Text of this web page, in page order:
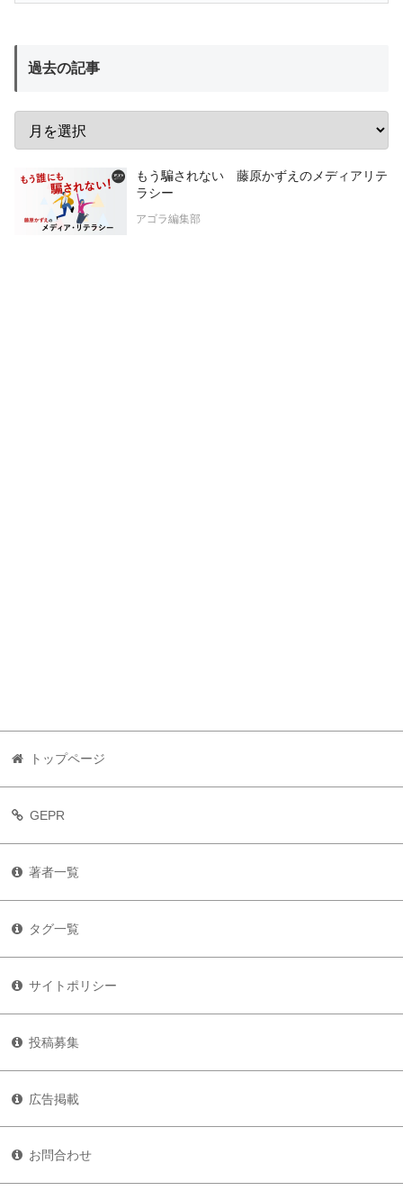
過去の記事
もう騙されない 藤原かずえのメディアリテ
ラシー
アゴラ編集部
トップページ
GEPR
著者一覧
タグ一覧
サイトポリシー
投稿募集
広告掲載
お問合わせ